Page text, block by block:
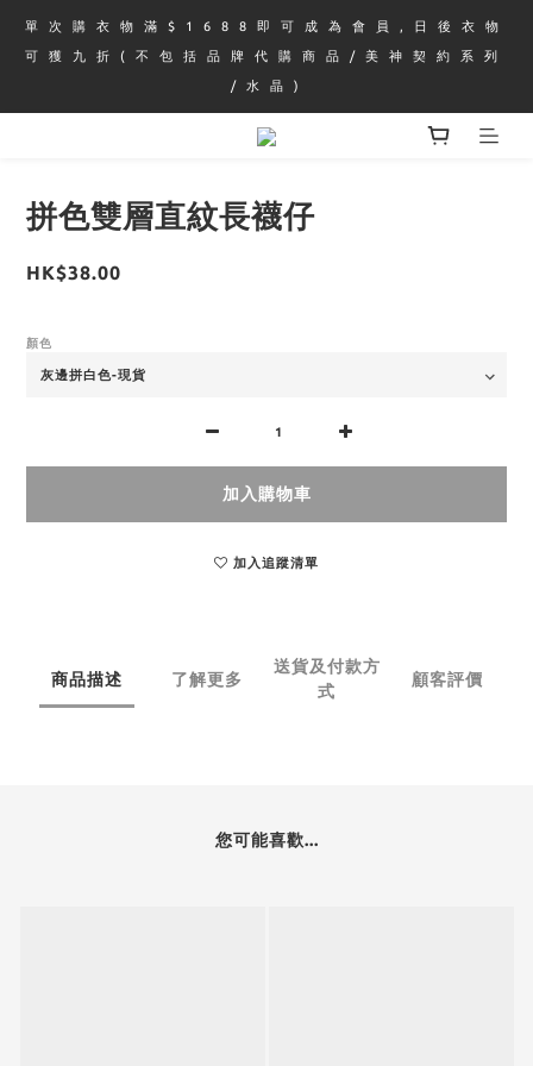
單 次 購 衣 物 滿 $ 1 6 8 8 即 可 成 為 會 員 , 日 後 衣 物
可 獲 九 折 ( 不 包 括 品 牌 代 購 商 品 / 美 神 契 約 系 列
/ 水 晶 )
拼色雙層直紋長襪仔
HK$38.00
顏色
加入購物車
加入追蹤清單
商品描述 了解更多
送貨及付款方
式
顧客評價
您可能喜歡...